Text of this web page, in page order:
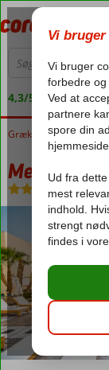
4,3/5 på Trustpilot
Forside
Grækenland Kreta
Meropi
All